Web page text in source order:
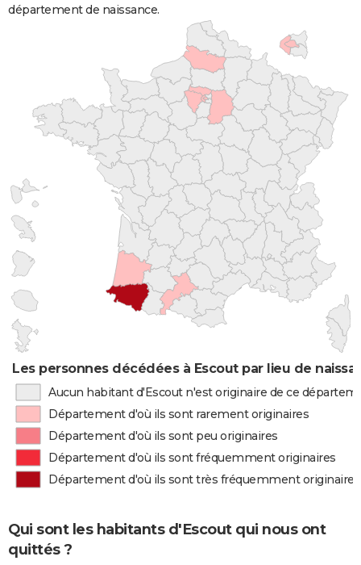
département de naissance.
Les personnes décédées à Escout par lieu de
Aucun habitant d'Escout n'est originaire de ce
Département d'où ils sont rarement originaires
Département d'où ils sont peu originaires
Département d'où ils sont fréquemment originaires
Département d'où ils sont très fréquemment originaires
Qui sont les habitants d'Escout qui nous ont
quittés ?